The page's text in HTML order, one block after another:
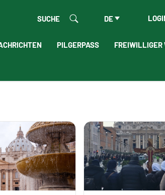
DE
SUCHE
PILGERPASS FREIWILLIGER